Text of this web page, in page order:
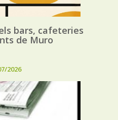
bars, cafeteries
de Muro
2026